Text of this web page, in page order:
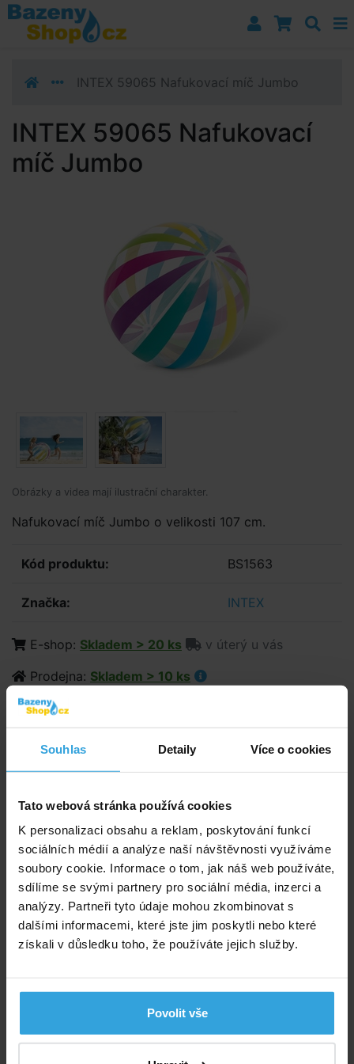
Souhlas Detaily Více o cookies
Tato webová stránka používá cookies
K personalizaci obsahu a reklam, poskytování funkcí
sociálních médií a analýze naší návštěvnosti využíváme
soubory cookie. Informace o tom, jak náš web používáte,
sdílíme se svými partnery pro sociální média, inzerci a
analýzy. Partneři tyto údaje mohou zkombinovat s
dalšími informacemi, které jste jim poskytli nebo které
získali v důsledku toho, že používáte jejich služby.
Povolit vše
Přejít k navigaci
Přejít na obsah
Přejít k postrannímu sloupci
INTEX 59065 Nafukovací míč Jumbo
INTEX 59065 Nafukovací
míč Jumbo
Obrázky a videa mají ilustrační charakter.
Nafukovací míč Jumbo o velikosti 107 cm.
Kód produktu: BS1563
Značka: INTEX
E-shop: Skladem > 20 ks
v úterý u vás
Prodejna: Skladem > 10 ks
Do košíku
Zeptej se prodavače
Podrobný popis
Podrobný popis
Velký nafukovací míč do vody ve veselých barvách,
velikost 107 cm (polovina obvodu míče), tloušťka
materiálu 0,23 mm.
Poradíme vám!